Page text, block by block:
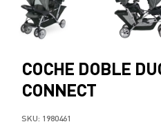
COCHE DOBLE
CONNECT
SKU: 1980461